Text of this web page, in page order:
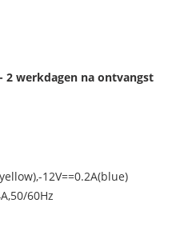
werkdagen na ontvangst
12V==0.2A(blue)
60Hz